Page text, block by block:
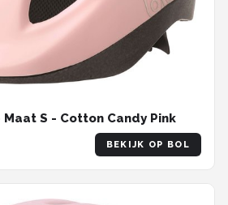
Maat S - Cotton Candy Pink
BEKIJK OP BOL